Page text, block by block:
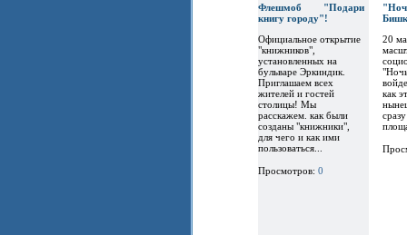
Флешмоб "Подари
книгу городу"!
Официальное открытие
"книжников",
установленных на
бульваре Эркиндик.
Приглашаем всех
жителей и гостей
столицы! Мы
расскажем. как были
созданы "книжники",
для чего и как ими
пользоваться...
Просмотров: 0
20
как